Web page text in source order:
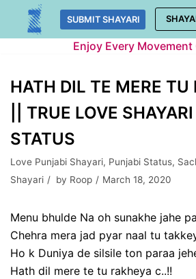
Skip
SUBMIT SHAYARI
Enjoy Every Movement
HATH DIL TE MERE TU
|| TRUE LOVE
STATUS
Love Punjabi Shayari, Punjabi Status,
Shayari
by Roop March 18, 2020
Menu bhulde Na oh sunakhe jahe
Chehra mera jad pyar naal tu
Ho k Duniya de silsile ton paraa
Hath dil mere te tu rakheya c..!!